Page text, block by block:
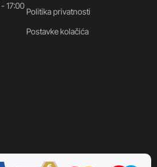
17:00
Politika privatnosti
Postavke kolačića